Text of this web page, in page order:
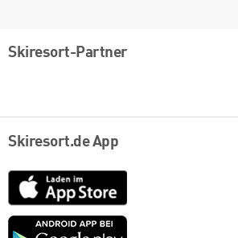
Skiresort-Partner
Skiresort.de App
App
Store
Google